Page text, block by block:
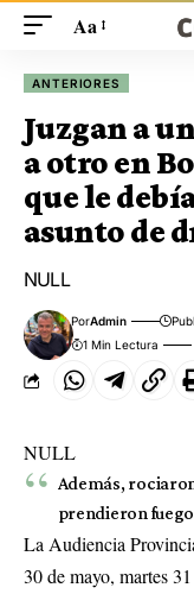
Aa
ANTERIORES
Juzgan a
a otro en
que le
asunto de
NULL
PorAdmin
1 Min Lectura
NULL
Además,
prendieron
La Audiencia
30 de mayo, martes